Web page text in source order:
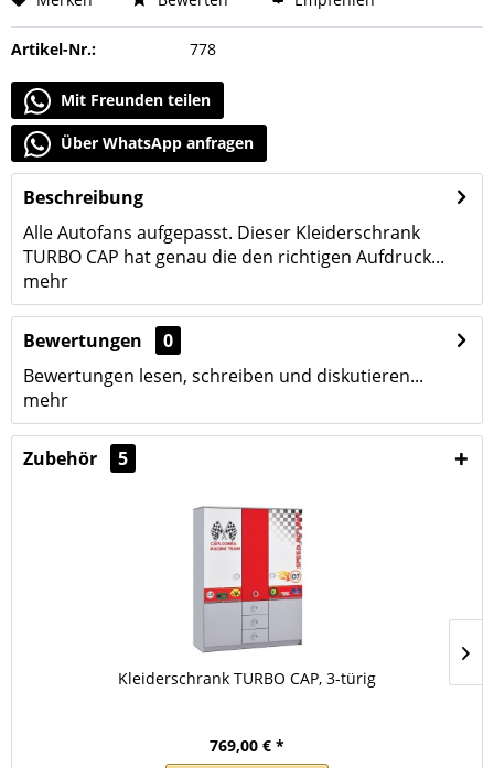
Artikel-Nr.: 778
Mit Freunden teilen
Über WhatsApp anfragen
Beschreibung
Alle Autofans aufgepasst. Dieser Kleiderschrank
TURBO CAP hat genau die den richtigen Aufdruck...
mehr
Bewertungen
0
Bewertungen lesen, schreiben und diskutieren...
mehr
Zubehör 5
Kleiderschrank TURBO CAP, 3-türig
769,00 € *